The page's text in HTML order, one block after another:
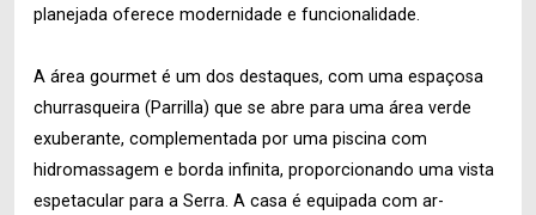
planejada oferece modernidade e funcionalidade.
A área gourmet é um dos destaques, com uma espaçosa
churrasqueira (Parrilla) que se abre para uma área verde
exuberante, complementada por uma piscina com
hidromassagem e borda infinita, proporcionando uma vista
espetacular para a Serra. A casa é equipada com ar-